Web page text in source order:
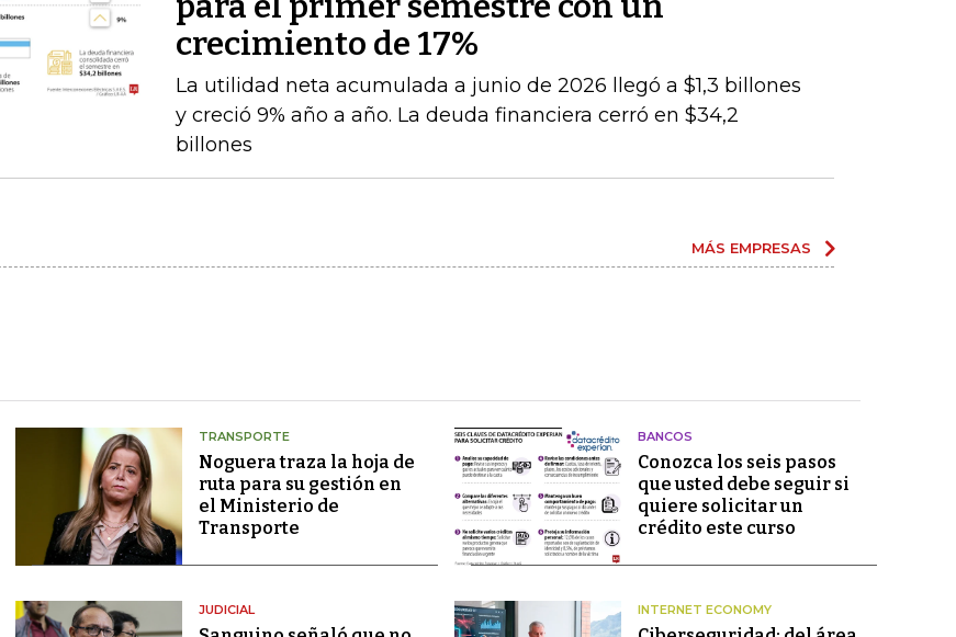
crecimiento de 17%
La utilidad neta acumulada a junio de 2026 llegó a $1,3 billones
y creció 9% año a año. La deuda financiera cerró en $34,2
billones
MÁS EMPRESAS
TRANSPORTE
Noguera traza la hoja de
ruta para su gestión en
el Ministerio de
Transporte
BANCOS
Conozca los seis pasos
que usted debe seguir si
quiere solicitar un
crédito este curso
JUDICIAL INTERNET ECONOMY